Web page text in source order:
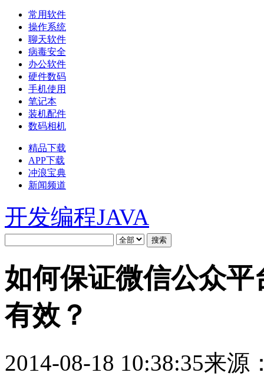
常用软件
操作系统
聊天软件
病毒安全
办公软件
硬件数码
手机使用
笔记本
装机配件
数码相机
精品下载
APP下载
冲浪宝典
新闻频道
开发编程JAVA
如何保证微信公众平
有效？
2014-08-18 10:38:35来源